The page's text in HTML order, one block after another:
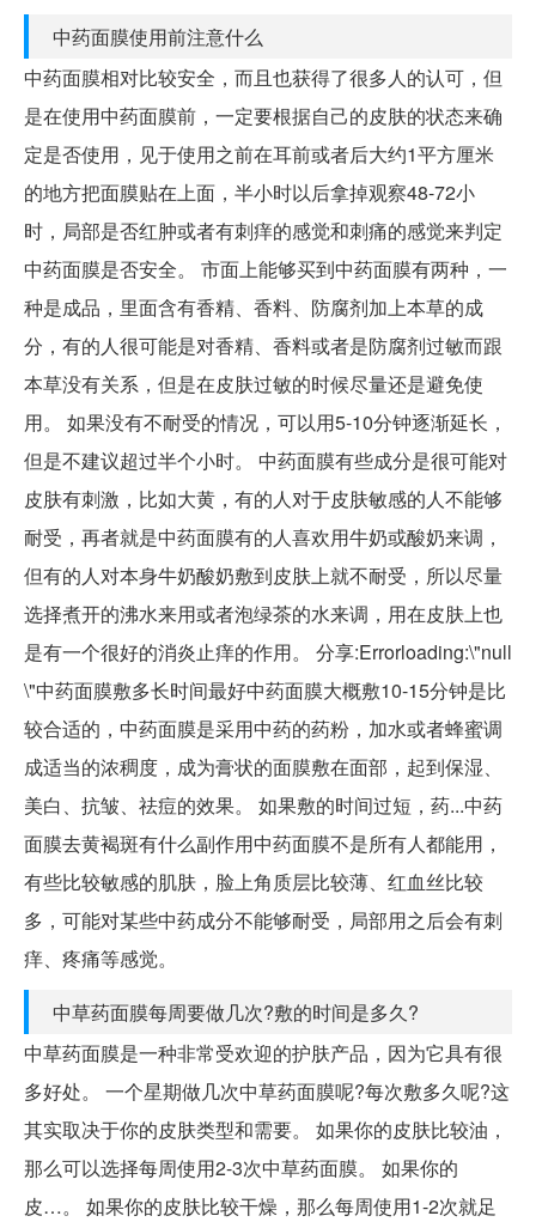
中药面膜使用前注意什么
中药面膜相对比较安全，而且也获得了很多人的认可，但
是在使用中药面膜前，一定要根据自己的皮肤的状态来确
定是否使用，见于使用之前在耳前或者后大约1平方厘米
的地方把面膜贴在上面，半小时以后拿掉观察48-72小
时，局部是否红肿或者有刺痒的感觉和刺痛的感觉来判定
中药面膜是否安全。 市面上能够买到中药面膜有两种，一
种是成品，里面含有香精、香料、防腐剂加上本草的成
分，有的人很可能是对香精、香料或者是防腐剂过敏而跟
本草没有关系，但是在皮肤过敏的时候尽量还是避免使
用。 如果没有不耐受的情况，可以用5-10分钟逐渐延长，
但是不建议超过半个小时。 中药面膜有些成分是很可能对
皮肤有刺激，比如大黄，有的人对于皮肤敏感的人不能够
耐受，再者就是中药面膜有的人喜欢用牛奶或酸奶来调，
但有的人对本身牛奶酸奶敷到皮肤上就不耐受，所以尽量
选择煮开的沸水来用或者泡绿茶的水来调，用在皮肤上也
是有一个很好的消炎止痒的作用。 分享:Errorloading:\"null
\"中药面膜敷多长时间最好中药面膜大概敷10-15分钟是比
较合适的，中药面膜是采用中药的药粉，加水或者蜂蜜调
成适当的浓稠度，成为膏状的面膜敷在面部，起到保湿、
美白、抗皱、祛痘的效果。 如果敷的时间过短，药...中药
面膜去黄褐斑有什么副作用中药面膜不是所有人都能用，
有些比较敏感的肌肤，脸上角质层比较薄、红血丝比较
多，可能对某些中药成分不能够耐受，局部用之后会有刺
痒、疼痛等感觉。
中草药面膜每周要做几次?敷的时间是多久?
中草药面膜是一种非常受欢迎的护肤产品，因为它具有很
多好处。 一个星期做几次中草药面膜呢?每次敷多久呢?这
其实取决于你的皮肤类型和需要。 如果你的皮肤比较油，
那么可以选择每周使用2-3次中草药面膜。 如果你的
皮…。 如果你的皮肤比较干燥，那么每周使用1-2次就足